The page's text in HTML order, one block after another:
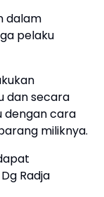
dalam
pelaku
dan secara
dengan cara
miliknya.
Radja